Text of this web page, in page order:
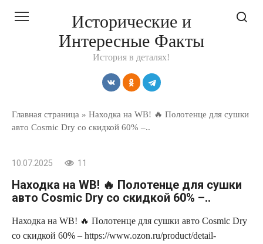
Исторические и
Интересные Факты
История в деталях!
Главная страница » Находка на WB! 🔥 Полотенце для сушки
авто Cosmic Dry со скидкой 60% –..
10.07.2025 11
Находка на WB! 🔥 Полотенце для сушки
авто Cosmic Dry со скидкой 60% –..
Находка на WB! 🔥 Полотенце для сушки авто Cosmic Dry
со скидкой 60% – https://www.ozon.ru/product/detail-